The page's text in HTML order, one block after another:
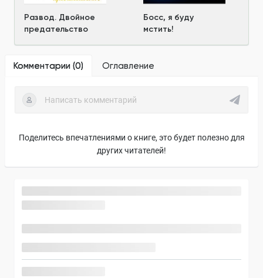
Развод. Двойное
предательство
Босс, я буду
мстить!
Комментарии (0) Оглавление
Поделитесь впечатлениями о книге, это будет полезно для
других читателей!